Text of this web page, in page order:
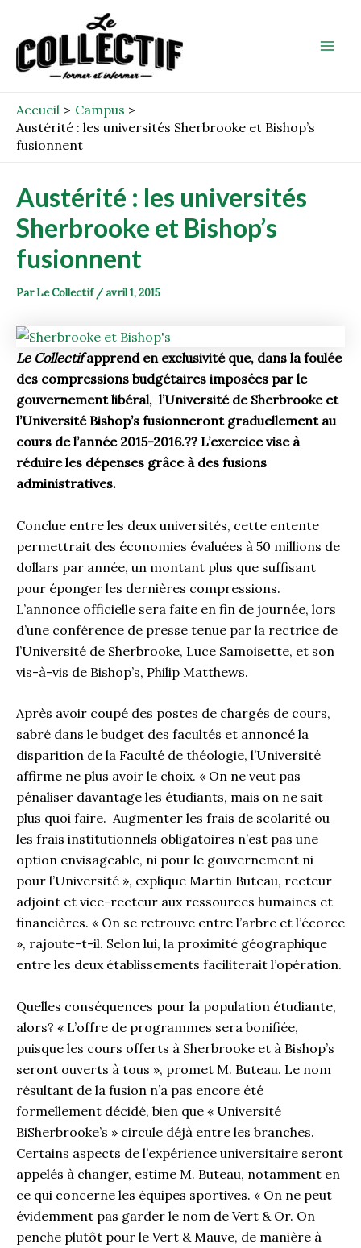
contenu
Accueil
Campus
Austérité : les universités Sherbrooke et Bishop’s
fusionnent
Austérité : les universités
Sherbrooke et Bishop’s
fusionnent
ParLe Collectif /avril 1, 2015
Le Collectifapprend en exclusivité que, dans la foulée
des compressions budgétaires imposées par le
gouvernement libéral, l’Université de Sherbrooke et
l’Université Bishop’s fusionneront graduellement au
cours de l’année 2015-2016.?? L’exercice vise à
réduire les dépenses grâce à des fusions
administratives.
Conclue entre les deux universités, cette entente
permettrait des économies évaluées à 50 millions de
dollars par année, un montant plus que suffisant
pour éponger les dernières compressions.
L’annonce officielle sera faite en fin de journée, lors
d’une conférence de presse tenue par la rectrice de
l’Université de Sherbrooke, Luce Samoisette, et son
vis-à-vis de Bishop’s, Philip Matthews.
Après avoir coupé des postes de chargés de cours,
sabré dans le budget des facultés et annoncé la
disparition de la Faculté de théologie, l’Université
affirme ne plus avoir le choix. « On ne veut pas
pénaliser davantage les étudiants, mais on ne sait
plus quoi faire. Augmenter les frais de scolarité ou
les frais institutionnels obligatoires n’est pas une
option envisageable, ni pour le gouvernement ni
pour l’Université », explique Martin Buteau, recteur
adjoint et vice-recteur aux ressources humaines et
financières. « On se retrouve entre l’arbre et l’écorce
», rajoute-t-il. Selon lui, la proximité géographique
entre les deux établissements faciliterait l’opération.
Quelles conséquences pour la population étudiante,
alors? « L’offre de programmes sera bonifiée,
puisque les cours offerts à Sherbrooke et à Bishop’s
seront ouverts à tous », promet M. Buteau. Le nom
résultant de la fusion n’a pas encore été
formellement décidé, bien que « Université
BiSherbrooke’s » circule déjà entre les branches.
Certains aspects de l’expérience universitaire seront
appelés à changer, estime M. Buteau, notamment en
ce qui concerne les équipes sportives. « On ne peut
évidemment pas garder le nom de Vert & Or. On
penche plutôt pour le Vert & Mauve, de manière à
navigation